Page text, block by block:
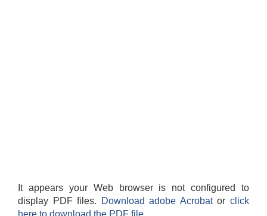
It appears your Web browser is not configured to
display PDF files.
Download adobe Acrobatorclick